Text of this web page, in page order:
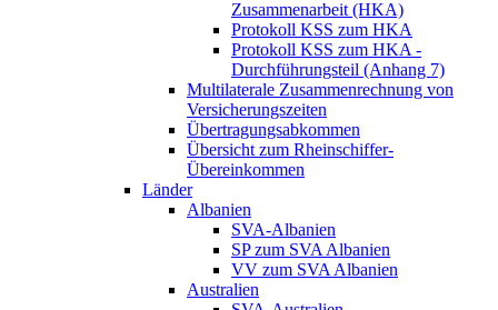
Zusammenarbeit (HKA)
Protokoll KSS zum HKA
Protokoll KSS zum HKA -
Durchführungsteil (Anhang 7)
Multilaterale Zusammenrechnung von
Versicherungszeiten
Übertragungsabkommen
Übersicht zum Rheinschiffer-
Übereinkommen
Länder
Albanien
SVA-Albanien
SP zum SVA Albanien
VV zum SVA Albanien
Australien